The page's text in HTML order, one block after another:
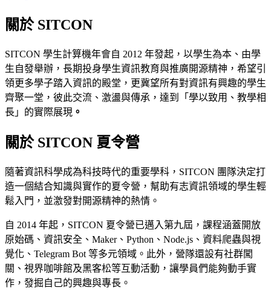
關於 SITCON
SITCON 學生計算機年會自 2012 年發起，以學生為本、由學
生自發舉辦，長期投身學生資訊教育與推廣開源精神，希望引
領更多學子踏入資訊的殿堂，更冀望所有對資訊有興趣的學生
齊聚一堂，彼此交流、激盪與傳承，達到「學以致用、教學相
長」的實際展現 。
關於 SITCON 夏令營
隨著資訊科學成為科技時代的重要學科，SITCON 團隊決定打
造一個結合知識與實作的夏令營，幫助有志資訊領域的學生輕
鬆入門，並激發對開源精神的熱情。
自 2014 年起，SITCON 夏令營已邁入第九屆，課程涵蓋開放
原始碼、資訊安全、Maker、Python、Node.js、資料爬蟲與視
覺化、Telegram Bot 等多元領域。此外，營隊還設有社群闖
關、視界咖啡館及黑客松等互動活動，讓學員們能夠動手實
作，發掘自己的興趣與專長。